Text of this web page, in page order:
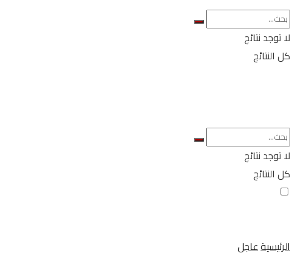
لا توجد نتائج
كل النتائج
لا توجد نتائج
كل النتائج
الرئيسيةعاجل